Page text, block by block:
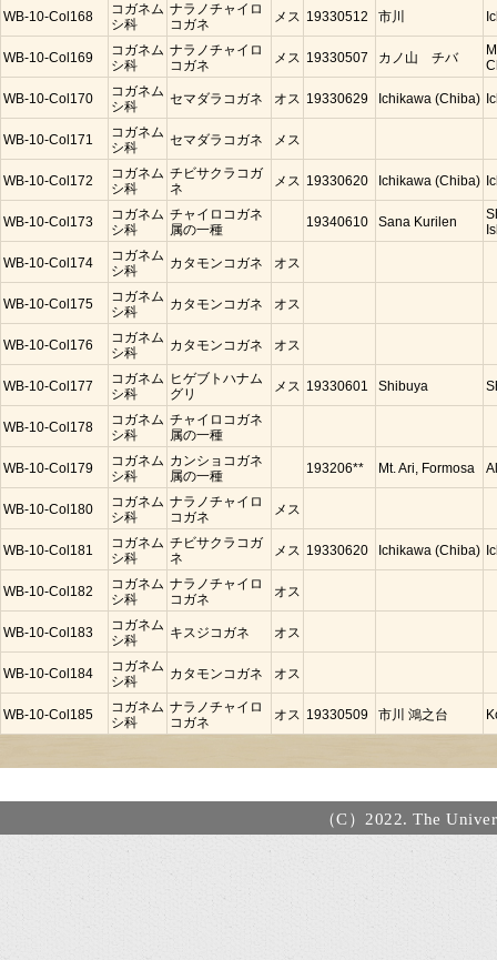
WB-10-Col168
コガネム
シ科
ナラノチャイロ
コガネ
メス 19330512 市川
WB-10-Col169
コガネム
シ科
ナラノチャイロ
コガネ
メス 19330507 カノ山 チバ
WB-10-Col170
コガネム
シ科
セマダラコガネ オス 19330629 Ichikawa (Chiba)
WB-10-Col171
コガネム
シ科
セマダラコガネ メス
WB-10-Col172
コガネム
シ科
チビサクラコガ
ネ
メス 19330620 Ichikawa (Chiba)
WB-10-Col173
コガネム
シ科
チャイロコガネ
属の一種
19340610 Sana Kurilen
WB-10-Col174
コガネム
シ科
カタモンコガネ オス
WB-10-Col175
コガネム
シ科
カタモンコガネ オス
WB-10-Col176
コガネム
シ科
カタモンコガネ オス
WB-10-Col177
コガネム
シ科
ヒゲブトハナム
グリ
メス 19330601 Shibuya
WB-10-Col178
コガネム
シ科
チャイロコガネ
属の一種
WB-10-Col179
コガネム
シ科
カンショコガネ
属の一種
193206** Mt. Ari, Formosa
WB-10-Col180
コガネム
シ科
ナラノチャイロ
コガネ
メス
WB-10-Col181
コガネム
シ科
チビサクラコガ
ネ
メス 19330620 Ichikawa (Chiba)
WB-10-Col182
コガネム
シ科
ナラノチャイロ
コガネ
オス
WB-10-Col183
コガネム
シ科
キスジコガネ オス
WB-10-Col184
コガネム
シ科
カタモンコガネ オス
WB-10-Col185
コガネム
シ科
ナラノチャイロ
コガネ
オス 19330509 市川 鴻之台
（C）2022. The